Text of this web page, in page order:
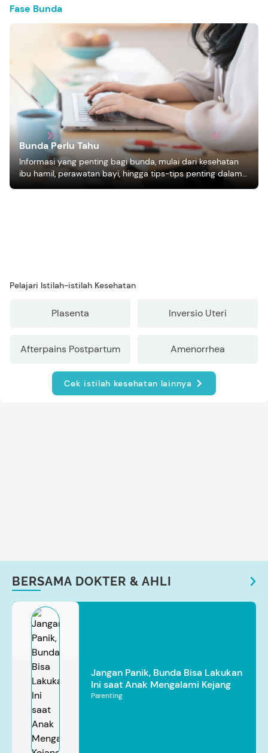
Fase Bunda
Bunda Perlu Tahu
Informasi yang penting bagi bunda, mulai dari kesehatan
ibu hamil, perawatan bayi, hingga tips-tips penting dalam
mengasuh anak
Pelajari Istilah-istilah Kesehatan
Plasenta Inversio Uteri
Afterpains Postpartum Amenorrhea
Cek istilah kesehatan lainnya
BERSAMA DOKTER & AHLI
Jangan Panik, Bunda Bisa Lakukan
Ini saat Anak Mengalami Kejang
Parenting